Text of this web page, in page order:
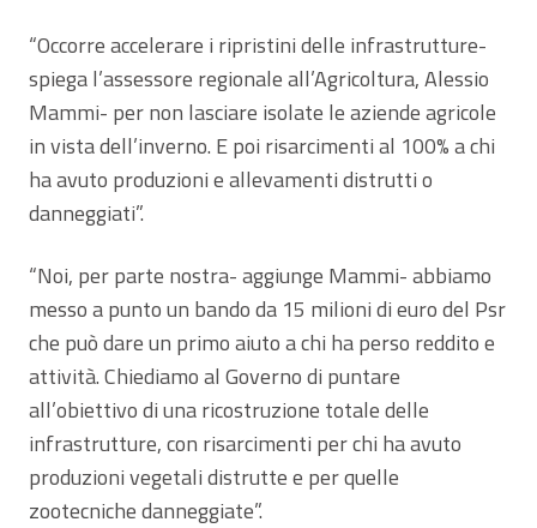
“Occorre accelerare i ripristini delle infrastrutture-
spiega l’assessore regionale all’Agricoltura, Alessio
Mammi- per non lasciare isolate le aziende agricole
in vista dell’inverno. E poi risarcimenti al 100% a chi
ha avuto produzioni e allevamenti distrutti o
danneggiati”.
“Noi, per parte nostra- aggiunge Mammi- abbiamo
messo a punto un bando da 15 milioni di euro del Psr
che può dare un primo aiuto a chi ha perso reddito e
attività. Chiediamo al Governo di puntare
all’obiettivo di una ricostruzione totale delle
infrastrutture, con risarcimenti per chi ha avuto
produzioni vegetali distrutte e per quelle
zootecniche danneggiate”.